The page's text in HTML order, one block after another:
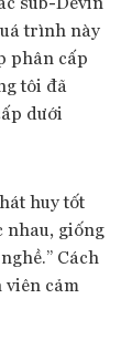
trình này
phân cấp
tôi đã
dưới
huy tốt
nhau, giống
Cách
cảm